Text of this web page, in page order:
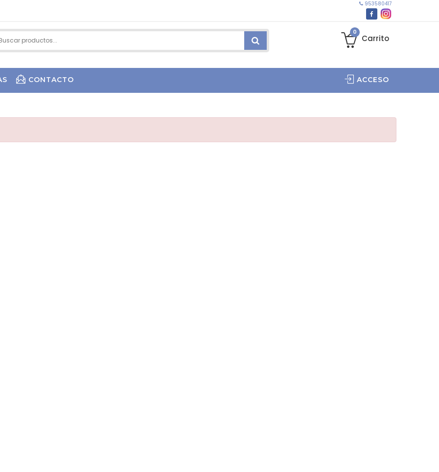
953580417
0
Carrito
CONTACTO ACCESO